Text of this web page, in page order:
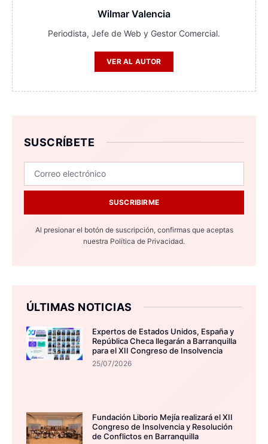
Wilmar Valencia
Periodista, Jefe de Web y Gestor Comercial.
VER AL AUTOR
SUSCRÍBETE
SUSCRIBIRME
Al presionar el botón de suscripción, confirmas que aceptas
nuestra Política de Privacidad.
ÚLTIMAS NOTICIAS
Expertos de Estados Unidos, España y
República Checa llegarán a Barranquilla
para el XII Congreso de Insolvencia
25/07/2026
Fundación Liborio Mejía realizará el XII
Congreso de Insolvencia y Resolución
de Conflictos en Barranquilla